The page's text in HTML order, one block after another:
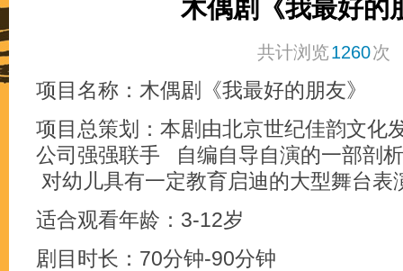
木偶剧《我最好的
共计浏览1260次
项目名称：木偶剧《我最好的朋友》
项目总策划：本剧由北京世纪佳韵文化
公司强强联手 自编自导自演的一部剖
对幼儿具有一定教育启迪的大型舞台表
适合观看年龄：3-12岁
剧目时长：70分钟-90分钟